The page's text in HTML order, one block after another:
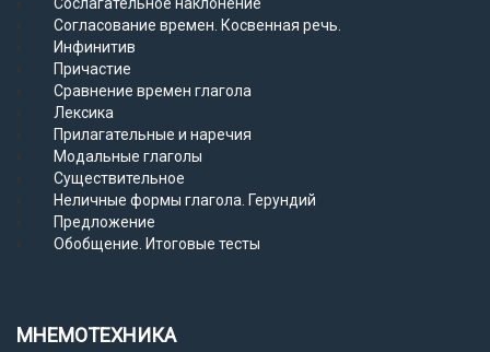
Согласование времен. Косвенная речь.
Инфинитив
Причастие
Сравнение времен глагола
Лексика
Прилагательные и наречия
Модальные глаголы
Существительное
Неличные формы глагола. Герундий
Предложение
Обобщение. Итоговые тесты
МНЕМОТЕХНИКА